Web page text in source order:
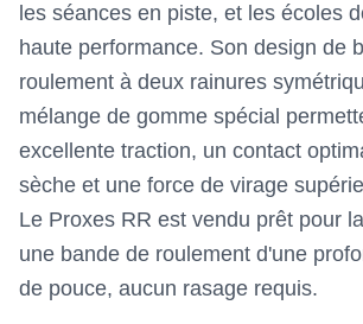
les séances en piste, et les écoles
haute performance. Son design de
roulement à deux rainures
mélange de gomme spécial
excellente traction, un contact
sèche et une force de virage
Le Proxes RR est vendu prêt pour
une bande de roulement d'une
de pouce, aucun rasage requis.